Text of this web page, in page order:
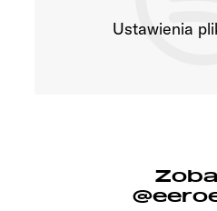
Ustawienia